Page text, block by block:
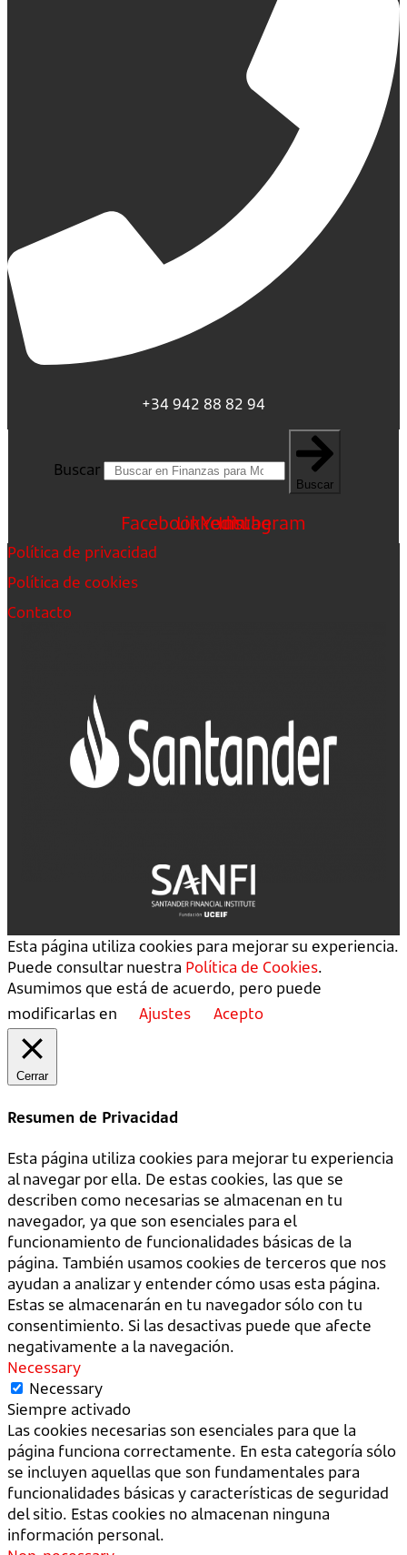
+34 942 88 82 94
Buscar
Buscar
FacebookLinkedin
Youtube
Instagram
Política de privacidad
Política de cookies
Contacto
Esta página utiliza cookies para mejorar su experiencia.
Puede consultar nuestra Política de Cookies.
Asumimos que está de acuerdo, pero puede
modificarlas en
Ajustes Acepto
Cerrar
Resumen de Privacidad
Esta página utiliza cookies para mejorar tu experiencia
al navegar por ella. De estas cookies, las que se
describen como necesarias se almacenan en tu
navegador, ya que son esenciales para el
funcionamiento de funcionalidades básicas de la
página. También usamos cookies de terceros que nos
ayudan a analizar y entender cómo usas esta página.
Estas se almacenarán en tu navegador sólo con tu
consentimiento. Si las desactivas puede que afecte
negativamente a la navegación.
Necessary
Necessary
Siempre activado
Las cookies necesarias son esenciales para que la
página funciona correctamente. En esta categoría sólo
se incluyen aquellas que son fundamentales para
funcionalidades básicas y características de seguridad
del sitio. Estas cookies no almacenan ninguna
información personal.